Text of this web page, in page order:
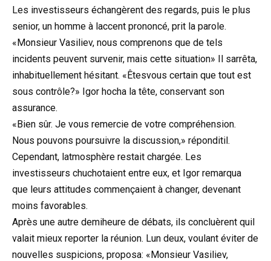
Les investisseurs échangèrent des regards, puis le plus
senior, un homme à laccent prononcé, prit la parole.
«Monsieur Vasiliev, nous comprenons que de tels
incidents peuvent survenir, mais cette situation» Il sarrêta,
inhabituellement hésitant. «Êtesvous certain que tout est
sous contrôle?» Igor hocha la tête, conservant son
assurance.
«Bien sûr. Je vous remercie de votre compréhension.
Nous pouvons poursuivre la discussion,» réponditil.
Cependant, latmosphère restait chargée. Les
investisseurs chuchotaient entre eux, et Igor remarqua
que leurs attitudes commençaient à changer, devenant
moins favorables.
Après une autre demiheure de débats, ils concluèrent quil
valait mieux reporter la réunion. Lun deux, voulant éviter de
nouvelles suspicions, proposa: «Monsieur Vasiliev,